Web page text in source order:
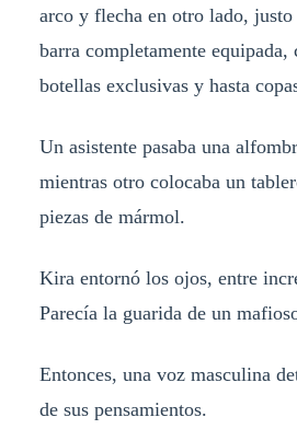
arco y flecha en otro lado,
barra completamente
botellas exclusivas y hasta
Un asistente pasaba una
mientras otro colocaba un
piezas de mármol.
Kira entornó los ojos, entre
Parecía la guarida de un
Entonces, una voz masculina
de sus pensamientos.